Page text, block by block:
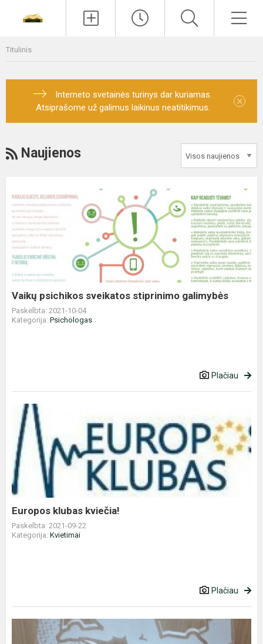
Titulinis
Interneto svetainės turinys dar kuriamas.
Atsiprašome už galimus laikinus neatitikimus.
×
RSS
Naujienos
Vaikų
psichikos
sveikatos
stiprinimo
galimybės
Vaikų psichikos sveikatos stiprinimo galimybės
Paskelbta: 2021-10-04
Kategorija: Psichologas
Plačiau
Europos
klubas
kviečia!
Europos klubas kviečia!
Paskelbta: 2021-09-22
Kategorija: Kvietimai
Plačiau
Mažvydiečiams